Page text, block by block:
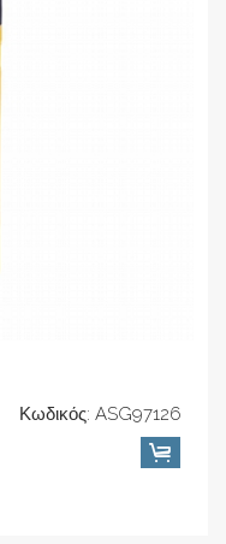
Κωδικός: ASG97126